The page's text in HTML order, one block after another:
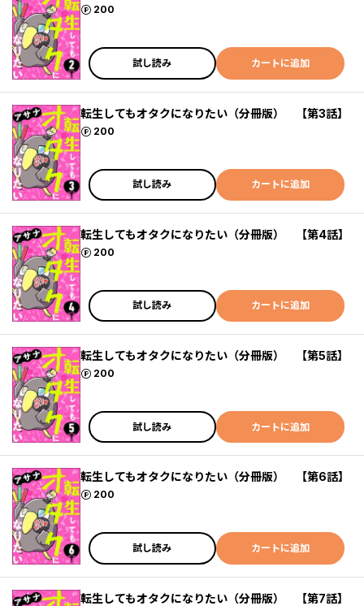
200
ポイント
試し読み カートに追加
転生してもオタクになりたい（分冊版） 【第3話】
200
ポイント
試し読み カートに追加
転生してもオタクになりたい（分冊版） 【第4話】
200
ポイント
試し読み カートに追加
転生してもオタクになりたい（分冊版） 【第5話】
200
ポイント
試し読み カートに追加
転生してもオタクになりたい（分冊版） 【第6話】
200
ポイント
試し読み カートに追加
転生してもオタクになりたい（分冊版） 【第7話】